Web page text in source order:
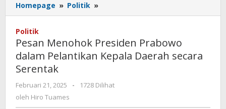
Homepage » Politik »
Menohok
dalam
Pelantikan
secara
Politik
Pesan Menohok Presiden Prabowo
dalam Pelantikan Kepala Daerah secara
Serentak
Februari 21, 2025
oleh
-
1728 Dilihat
oleh Hiro Tuames